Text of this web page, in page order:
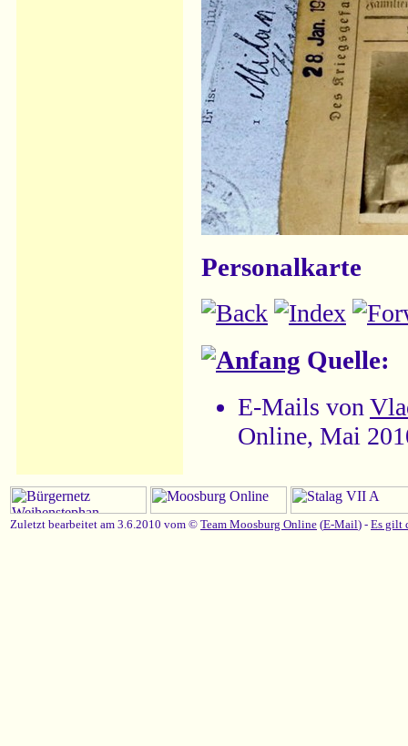
Personalkarte
Quelle:
E-Mails von
Online, Mai
Zuletzt bearbeitet am 3.6.2010 vom © Team Moosburg Online (E-Mail) - Es gilt